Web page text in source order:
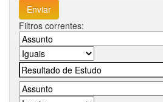
Filtros correntes: